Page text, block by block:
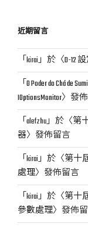
字:
近期留言
「kirai」於〈D-12
「O Poder do Chá de
IOptionsMonitor〉發
「alefzhu」於〈第
器〉發佈留言
「kirai」於〈第十
處理〉發佈留言
「kirai」於〈第十
參數處理〉發佈